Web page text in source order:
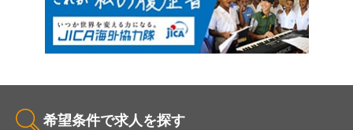
希望条件で求人を探す